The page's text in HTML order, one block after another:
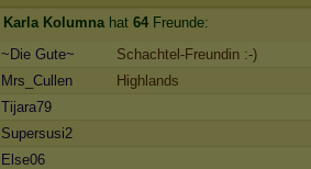
Karla Kolumnahat 64 Freunde:
~Die Gute~
Schachtel-Freundin :-)
Mrs_Cullen
Highlands
Tijara79
Supersusi2
Else06